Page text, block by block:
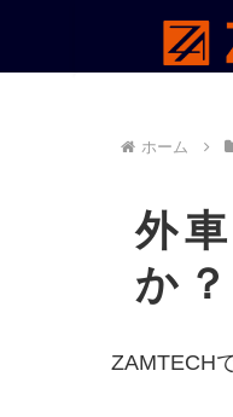
ホーム
外
か？
ZAMTECH